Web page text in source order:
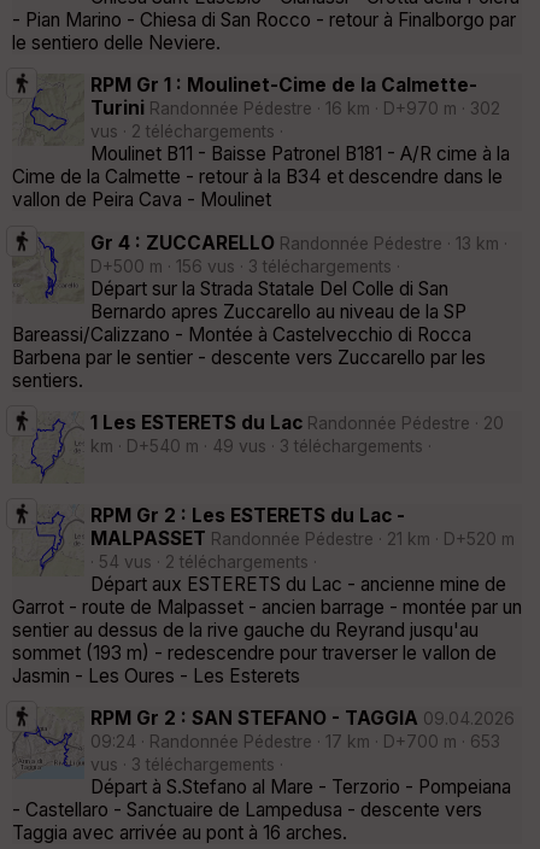
- Pian Marino - Chiesa di San Rocco - retour à Finalborgo par
le sentiero delle Neviere.
RPM Gr 1 : Moulinet-Cime de la Calmette-
Turini Randonnée Pédestre · 16 km · D+970 m · 302
vus · 2 téléchargements ·
Moulinet B11 - Baisse Patronel B181 - A/R cime à la
Cime de la Calmette - retour à la B34 et descendre dans le
vallon de Peira Cava - Moulinet
Gr 4 : ZUCCARELLO Randonnée Pédestre · 13 km ·
D+500 m · 156 vus · 3 téléchargements ·
Départ sur la Strada Statale Del Colle di San
Bernardo apres Zuccarello au niveau de la SP
Bareassi/Calizzano - Montée à Castelvecchio di Rocca
Barbena par le sentier - descente vers Zuccarello par les
sentiers.
1 Les ESTERETS du Lac Randonnée Pédestre · 20
km · D+540 m · 49 vus · 3 téléchargements ·
RPM Gr 2 : Les ESTERETS du Lac -
MALPASSET Randonnée Pédestre · 21 km · D+520 m
· 54 vus · 2 téléchargements ·
Départ aux ESTERETS du Lac - ancienne mine de
Garrot - route de Malpasset - ancien barrage - montée par un
sentier au dessus de la rive gauche du Reyrand jusqu'au
sommet (193 m) - redescendre pour traverser le vallon de
Jasmin - Les Oures - Les Esterets
RPM Gr 2 : SAN STEFANO - TAGGIA 09.04.2026
09:24 · Randonnée Pédestre · 17 km · D+700 m · 653
vus · 3 téléchargements ·
Départ à S.Stefano al Mare - Terzorio - Pompeiana
- Castellaro - Sanctuaire de Lampedusa - descente vers
Taggia avec arrivée au pont à 16 arches.